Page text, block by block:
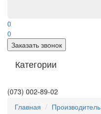
0
0
Заказать звонок
Категории
(073) 002-89-02
Главная
Производитель